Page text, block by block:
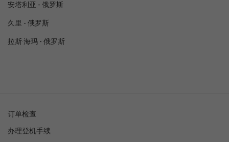
安塔利亚 - 俄罗斯
久里 - 俄罗斯
拉斯·海玛 - 俄罗斯
订单检查
办理登机手续